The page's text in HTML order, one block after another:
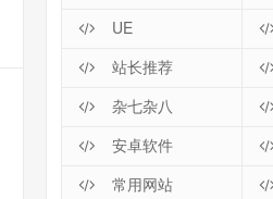
UE
站长推荐
杂七杂八
安卓软件
常用网站